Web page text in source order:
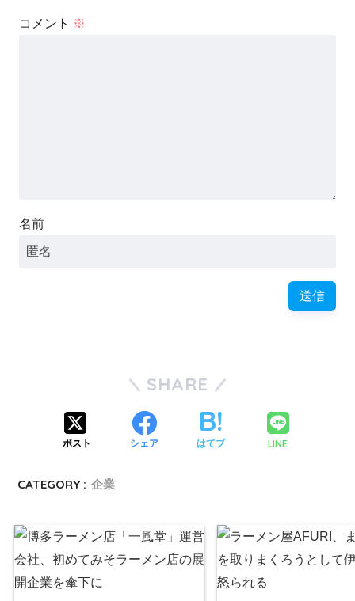
コメント ※
名前
SHARE
ポスト シェア はてブ LINE
CATEGORY : 企業